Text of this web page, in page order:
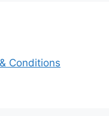
Conditions